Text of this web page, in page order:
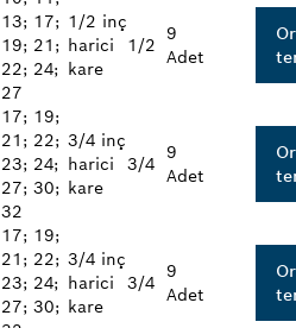
13; 17;
19; 21;
22; 24;
27
1/2 inç
harici
kare
1/2
9
Adet
17; 19;
21; 22;
23; 24;
27; 30;
32
3/4 inç
harici
kare
3/4
9
Adet
17; 19;
21; 22;
23; 24;
27; 30;
3/4 inç
harici
kare
3/4
9
Adet